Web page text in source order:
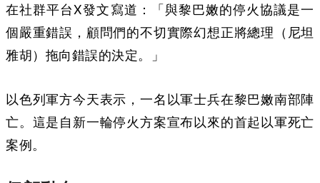
在社群平台X發文寫道：「與黎巴嫩的停火協議是一
個嚴重錯誤，顧問們的不切實際幻想正將總理（尼坦
雅胡）拖向錯誤的決定。」
以色列軍方今天表示，一名以軍士兵在黎巴嫩南部陣
亡。這是自新一輪停火方案宣布以來的首起以軍死亡
案例。